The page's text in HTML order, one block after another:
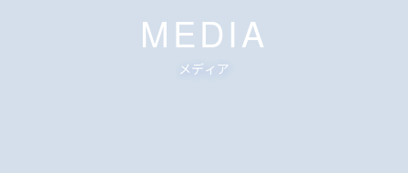
MEDIA
メディア